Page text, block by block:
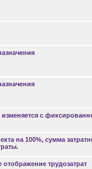
с
на 100%, сумма
трудозатрат